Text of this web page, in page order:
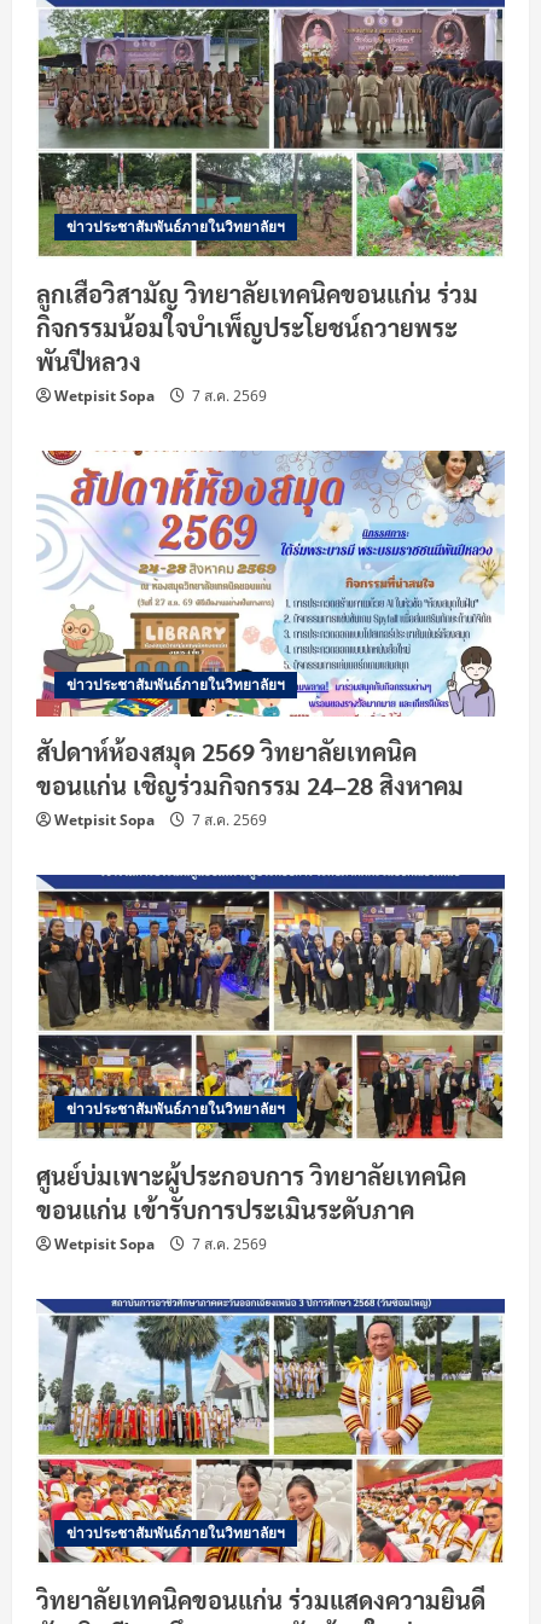
ข่าวประชาสัมพันธ์ภายในวิทยาลัยฯ
ลูกเสือวิสามัญ วิทยาลัยเทคนิคขอนแก่น ร่วม
กิจกรรมน้อมใจบำเพ็ญประโยชน์ถวายพระ
พันปีหลวง
Wetpisit Sopa 7 ส.ค. 2569
ข่าวประชาสัมพันธ์ภายในวิทยาลัยฯ
สัปดาห์ห้องสมุด 2569 วิทยาลัยเทคนิค
ขอนแก่น เชิญร่วมกิจกรรม 24–28 สิงหาคม
Wetpisit Sopa 7 ส.ค. 2569
ข่าวประชาสัมพันธ์ภายในวิทยาลัยฯ
ศูนย์บ่มเพาะผู้ประกอบการ วิทยาลัยเทคนิค
ขอนแก่น เข้ารับการประเมินระดับภาค
Wetpisit Sopa 7 ส.ค. 2569
ข่าวประชาสัมพันธ์ภายในวิทยาลัยฯ
วิทยาลัยเทคนิคขอนแก่น ร่วมแสดงความยินดี